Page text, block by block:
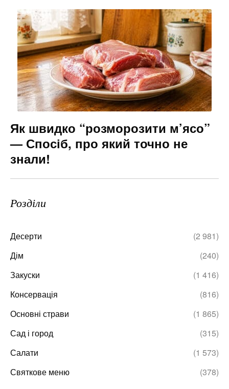
Як швидко “розморозити м’ясо”
— Спосіб, про який точно не
знали!
Розділи
Десерти
(2 981)
Дім
(240)
Закуски
(1 416)
Консервація
(816)
Основні страви
(1 865)
Сад і город
(315)
Салати
(1 573)
Святкове меню
(378)